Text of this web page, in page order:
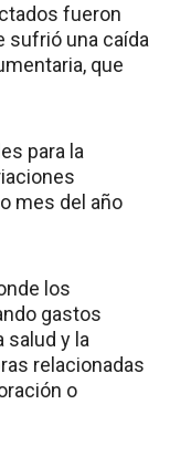
fueron
sufrió una caída
que
para la
mes del año
los
gastos
salud y la
relacionadas
o